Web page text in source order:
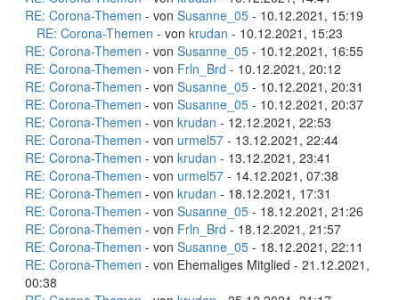
RE: Corona-Themen - von Susanne_05 - 10.12.2021, 15:19
RE: Corona-Themen - von krudan - 10.12.2021, 15:23
RE: Corona-Themen - von Susanne_05 - 10.12.2021, 16:55
RE: Corona-Themen - von Frln_Brd - 10.12.2021, 20:12
RE: Corona-Themen - von Susanne_05 - 10.12.2021, 20:31
RE: Corona-Themen - von Susanne_05 - 10.12.2021, 20:37
RE: Corona-Themen - von krudan - 12.12.2021, 22:53
RE: Corona-Themen - von urmel57 - 13.12.2021, 22:44
RE: Corona-Themen - von krudan - 13.12.2021, 23:41
RE: Corona-Themen - von urmel57 - 14.12.2021, 07:38
RE: Corona-Themen - von krudan - 18.12.2021, 17:31
RE: Corona-Themen - von Susanne_05 - 18.12.2021, 21:26
RE: Corona-Themen - von Frln_Brd - 18.12.2021, 21:57
RE: Corona-Themen - von Susanne_05 - 18.12.2021, 22:11
RE: Corona-Themen - von Ehemaliges Mitglied - 21.12.2021,
00:38